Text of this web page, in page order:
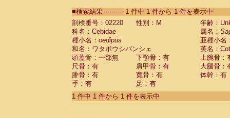
CebidaeSaguinus labiatus(0)
Cebidae Saguinus leucopus (0)
Cebidae
Cebidae
CebidaeSaguinus nigricollis (0)
Cebidae Saguinus oedipus
Cebidae Saguinus weddelli
Cebidae Saguinusspp.
Cebidae Aotus trivirgatus
Cebidae Cebus albifrons
■検索結果-----------1 件中 1 件から 1 件を表示中
剖検番号：02220
性別：M
年齢：
科名：Cebidae
属名：
種小名： oedipus
亜種小名
和名：ワタボウシパンシェ
英名：
頭蓋骨：一部無
下顎骨：有
上腕骨：
尺骨：有
肩甲骨：有
大腿骨：
腓骨：有
寛骨：有
体幹：有
手：有
足：有
1 件中 1 件から 1 件を表示中